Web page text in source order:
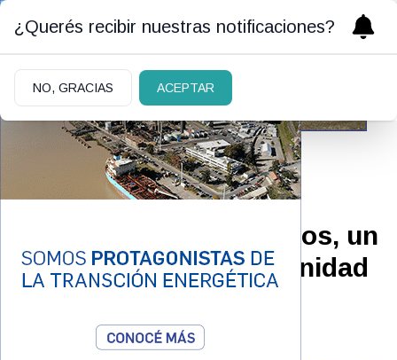
COLUMNA | 16/10/2022
Descubriendo Galápagos, un
Patrimonio de la Humanidad
¿Querés recibir nuestras notificaciones?
NO, GRACIAS ACEPTAR